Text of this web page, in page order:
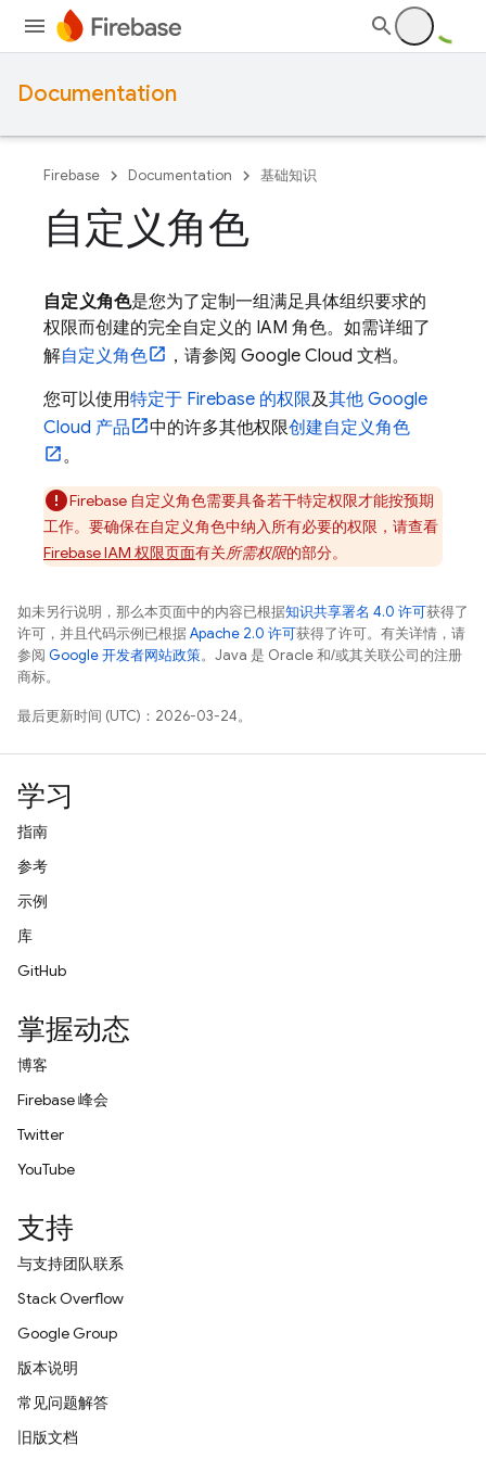
Documentation
Firebase Documentation 基础知识
自定义角色
自定义角色是您为了定制一组满足具体组织要求的
权限而创建的完全自定义的 IAM 角色。如需详细了
解自定义角色 ，请参阅 Google Cloud 文档。
您可以使用特定于 Firebase 的权限及其他 Google
Cloud 产品 中的许多其他权限创建自定义角色
。
Firebase 自定义角色需要具备若干特定权限才能按预期
工作。要确保在自定义角色中纳入所有必要的权限，请查看
Firebase IAM 权限页面有关所需权限的部分。
如未另行说明，那么本页面中的内容已根据知识共享署名 4.0 许可获得了
许可，并且代码示例已根据Apache 2.0 许可获得了许可。有关详情，请
参阅 Google 开发者网站政策。Java 是 Oracle 和/或其关联公司的注册
商标。
最后更新时间 (UTC)：2026-03-24。
学习
指南
参考
示例
库
GitHub
掌握动态
博客
Firebase 峰会
Twitter
YouTube
支持
与支持团队联系
Stack Overflow
Google Group
版本说明
常见问题解答
旧版文档